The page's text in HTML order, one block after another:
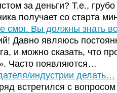
за деньги? Т.е., грубо
получает со старта
смог. Вы должны знать
Давно являюсь
и можно сказать, что
Часто появляются…
индустрии делать…
встретился с